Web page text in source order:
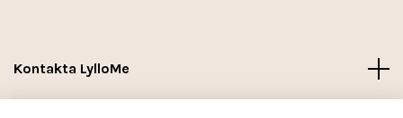
Kontakta LylloMe